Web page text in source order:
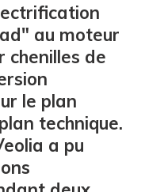
au moteur
chenilles de
le plan
technique.
a pu